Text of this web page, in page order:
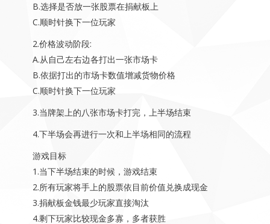
B.选择是否放一张股票在捐献板上
C.顺时针换下一位玩家
2.价格波动阶段:
A.从自己左右边各打出一张市场卡
B.依据打出的市场卡数值增减货物价格
C.顺时针换下一位玩家
3.当牌架上的八张市场卡打完，上半场结束
4.下半场会再进行一次和上半场相同的流程
游戏目标
1.当下半场结束的时候，游戏结束
2.所有玩家将手上的股票依目前价值兑换成现金
3.捐献板金钱最少玩家直接淘汰
4.剩下玩家比较现金多寡，多者获胜